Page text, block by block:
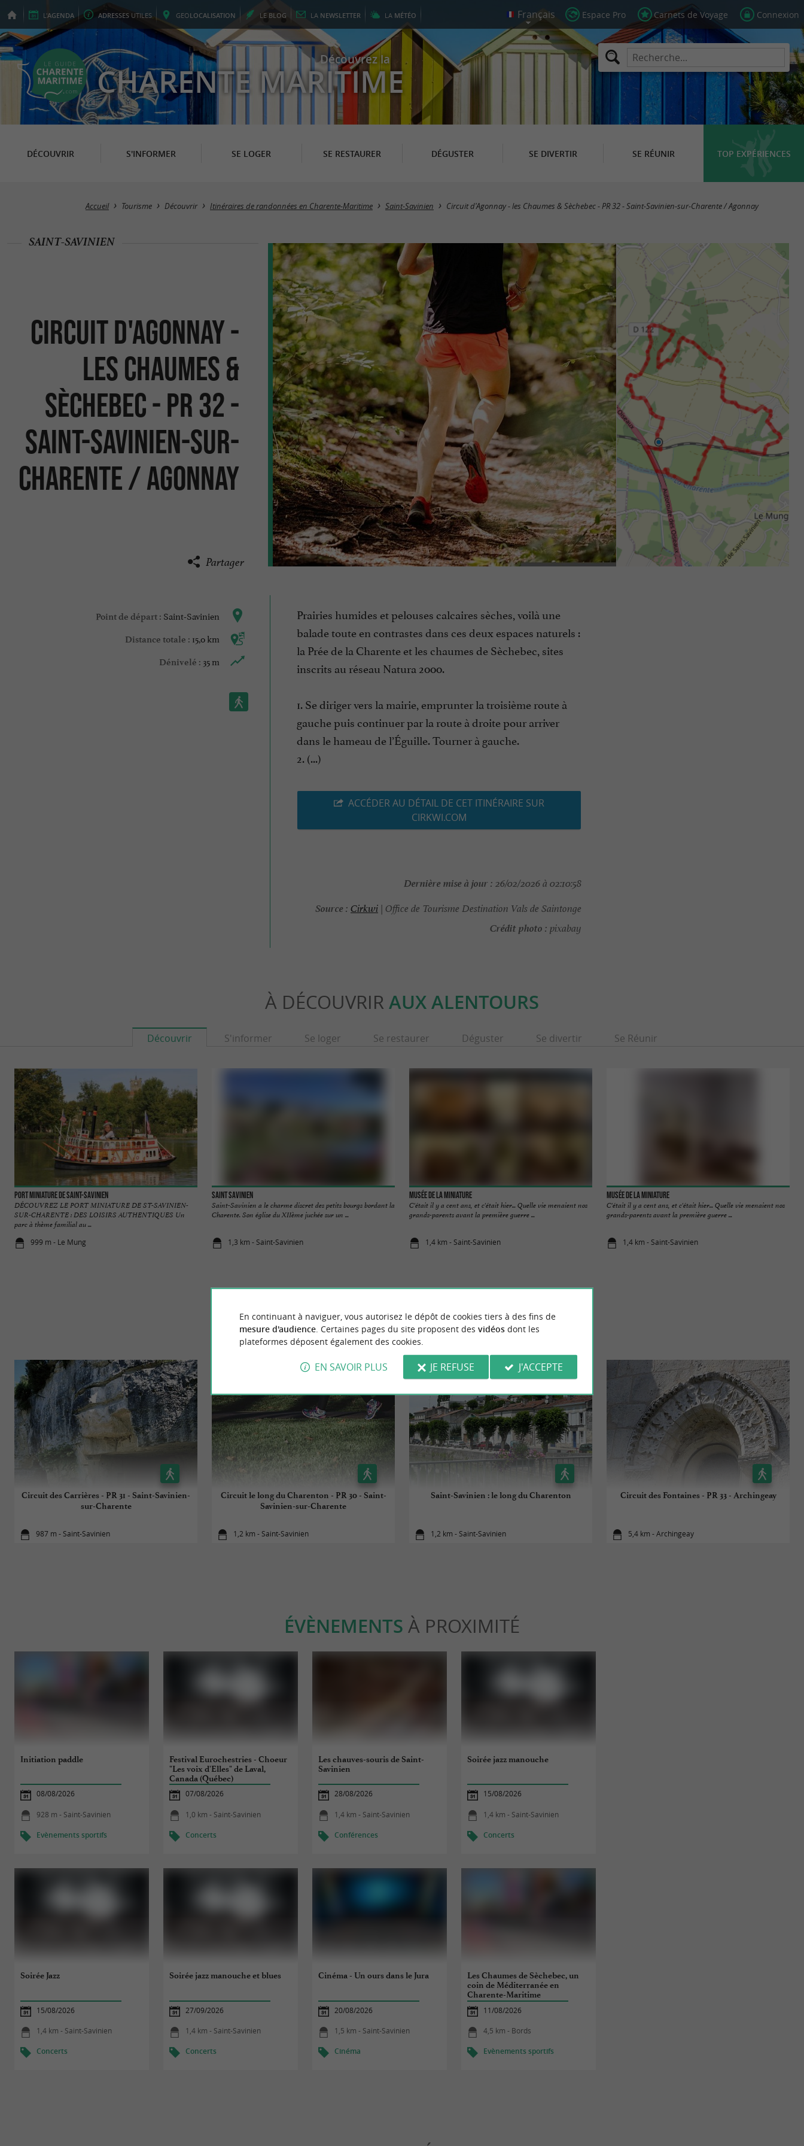
L'AGENDA ADRESSES UTILES GEOLOCALISATION LE BLOG LA NEWSLETTER LA MÉTÉO Espace Pro Carnets de Voyage Connexion
Découvrez la
CHARENTE MARITIME
DÉCOUVRIR S'INFORMER SE LOGER SE RESTAURER DÉGUSTER SE DIVERTIR SE RÉUNIR TOP EXPÉRIENCES
Accueil Tourisme Découvrir Itinéraires de randonnées en Charente-Maritime Saint-Savinien Circuit d'Agonnay - les Chaumes & Sèchebec - PR 32 - Saint-Savinien-sur-Charente / Agonnay
Circuit d'Agonnay -
les Chaumes &
Sèchebec - PR 32 -
Saint-Savinien-sur-
Charente / Agonnay
SAINT-SAVINIEN
Partager
Point de départ : Saint-Savinien
Distance totale : 15,0 km
Dénivelé : 35 m
Marche à pied :
Prairies humides et pelouses calcaires sèches, voilà une
balade toute en contrastes dans ces deux espaces naturels :
la Prée de la Charente et les chaumes de Sèchebec, sites
inscrits au réseau Natura 2000.
1. Se diriger vers la mairie, emprunter la troisième route à
gauche puis continuer par la route à droite pour arriver
dans le hameau de l’Éguille. Tourner à gauche.
2. (...)
ACCÉDER AU DÉTAIL DE CET ITINÉRAIRE SUR
CIRKWI.COM
Dernière mise à jour : 26/02/2026 à 02:10:58
Source : Cirkwi| Office de Tourisme Destination Vals de Saintonge
Crédit photo : pixabay
À DÉCOUVRIR AUX ALENTOURS
Découvrir S'informer Se loger Se restaurer Déguster Se divertir Se Réunir
Port Miniature de Saint-Savinien
DÉCOUVREZ LE PORT MINIATURE DE ST-SAVINIEN-
SUR-CHARENTE : DES LOISIRS AUTHENTIQUES Un
parc à thème familial au ...
999 m - Le Mung
Saint Savinien
Saint-Savinien a le charme discret des petits bourgs bordant la
Charente. Son église du XIIème juchée sur un ...
1,3 km - Saint-Savinien
Musée de la Miniature
C'était il y a cent ans, et c'était hier... Quelle vie menaient nos
grands-parents avant la première guerre ...
1,4 km - Saint-Savinien
Musée de la Miniature
C'était il y a cent ans, et c'était hier... Quelle vie menaient nos
grands-parents avant la première guerre ...
1,4 km - Saint-Savinien
VOUS AIMEREZAUSSI
Circuit des Carrières - PR 31 - Saint-Savinien-
sur-Charente
987 m - Saint-Savinien
Circuit le long du Charenton - PR 30 - Saint-
Savinien-sur-Charente
1,2 km - Saint-Savinien
Saint-Savinien : le long du Charenton
1,2 km - Saint-Savinien
Circuit des Fontaines - PR 33 - Archingeay
5,4 km - Archingeay
ÉVÈNEMENTS À PROXIMITÉ
Initiation paddle
08/08/2026
928 m - Saint-Savinien
Evènements sportifs
Festival Eurochestries - Choeur
"Les voix d'Elles" de Laval,
Canada (Québec)
07/08/2026
1,0 km - Saint-Savinien
Concerts
Les chauves-souris de Saint-
Savinien
28/08/2026
1,4 km - Saint-Savinien
Conférences
Soirée jazz manouche
15/08/2026
1,4 km - Saint-Savinien
Concerts
Soirée Jazz
15/08/2026
1,4 km - Saint-Savinien
Concerts
Soirée jazz manouche et blues
27/09/2026
1,4 km - Saint-Savinien
Concerts
Cinéma - Un ours dans le Jura
20/08/2026
1,5 km - Saint-Savinien
Cinéma
Les Chaumes de Sèchebec, un
coin de Méditerranée en
Charente-Maritime
11/08/2026
4,5 km - Bords
Evènements sportifs
En continuant à naviguer, vous autorisez le dépôt de cookies tiers à des fins de
mesure d'audience. Certaines pages du site proposent des vidéosdont les
plateformes déposent également des cookies.
EN SAVOIR PLUS JE REFUSE J'ACCEPTE